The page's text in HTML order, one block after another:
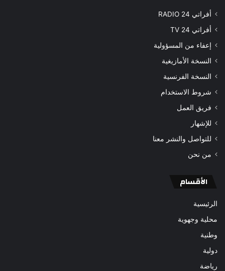
أفراتي 24 RADIO
أفراتي 24 TV
إعفاء من المسؤولية
النسخة الأمازيغية
النسخة الفرنسية
شروط الاستخدام
فريق العمل
للإشهار
للتواصل والنشر معنا
من نحن
الأقسام
الرئيسية
محلية وجهوية
وطنية
دولية
رياضة